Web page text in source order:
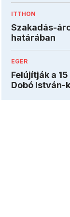
ITTHON
Szakadás-
határában
EGER
Felújítják a
Dobó István-